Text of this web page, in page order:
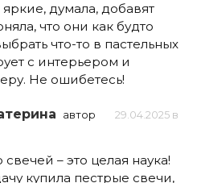
думала, добавят
что они как будто
что-то в пастельных
с интерьером и
Не ошибетесь!
автор
29.04.2025 в
– это целая наука!
купила пестрые свечи,